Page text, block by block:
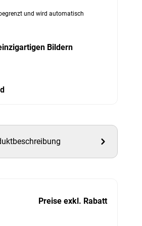
und wird automatisch
Bildern
Preise exkl. Rabatt